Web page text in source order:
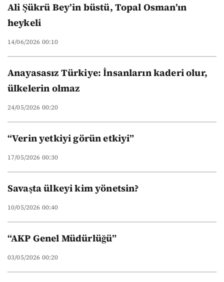
Ali Şükrü Bey’in büstü, Topal Osman’ın
heykeli
14/06/2026 00:10
Anayasasız Türkiye: İnsanların kaderi olur,
ülkelerin olmaz
24/05/2026 00:20
“Verin yetkiyi görün etkiyi”
17/05/2026 00:30
Savaşta ülkeyi kim yönetsin?
10/05/2026 00:40
“AKP Genel Müdürlüğü”
03/05/2026 00:20